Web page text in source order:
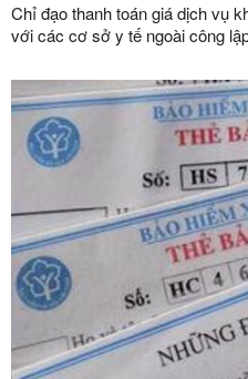
Chỉ đạo thanh toán giá dịch vụ
với các cơ sở y tế ngoài công